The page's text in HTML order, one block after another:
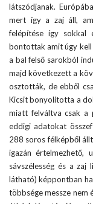
látszódjanak.
mert így a zaj áll,
felépítése így sokkal
bontottak amit úgy kell
a bal felső sarokból
majd következett a
osztották, de ebből
Kicsit bonyolította a
miatt felváltva csak a
eddigi adatokat
288 soros félképből
igazán értelmezhető,
sávszélesség és a
látható) képpontban
többsége messze nem